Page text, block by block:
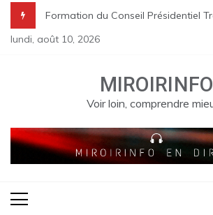
content
à St Raphael | Le premier Garry
pénale en Haïti
Transition| Ariel Henry remet sa
Formation du Conseil Présidentiel
lundi, août 10, 2026
MIROIRINFO
Voir loin, comprendre